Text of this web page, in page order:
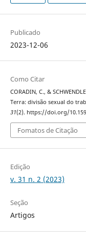
Publicado
2023-12-06
Como Citar
CORADIN, C., &
Terra: divisão sexual do
31(2). https://doi.org/
Fomatos de Citação
Edição
v. 31 n. 2 (2023)
Seção
Artigos